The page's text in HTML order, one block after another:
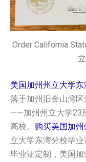
Order California
美国加州州立大学东
落于加州旧金山湾
——加州州立大学23
高校。 购买美国加州
立大学东湾分校毕
毕业证定制，美国加